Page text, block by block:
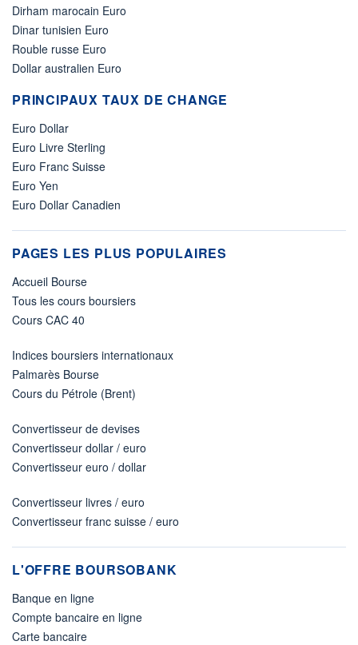
Dirham marocain Euro
Dinar tunisien Euro
Rouble russe Euro
Dollar australien Euro
PRINCIPAUX TAUX DE CHANGE
Euro Dollar
Euro Livre Sterling
Euro Franc Suisse
Euro Yen
Euro Dollar Canadien
PAGES LES PLUS POPULAIRES
Accueil Bourse
Tous les cours boursiers
Cours CAC 40
Indices boursiers internationaux
Palmarès Bourse
Cours du Pétrole (Brent)
Convertisseur de devises
Convertisseur dollar / euro
Convertisseur euro / dollar
Convertisseur livres / euro
Convertisseur franc suisse / euro
L'OFFRE BOURSOBANK
Banque en ligne
Compte bancaire en ligne
Carte bancaire